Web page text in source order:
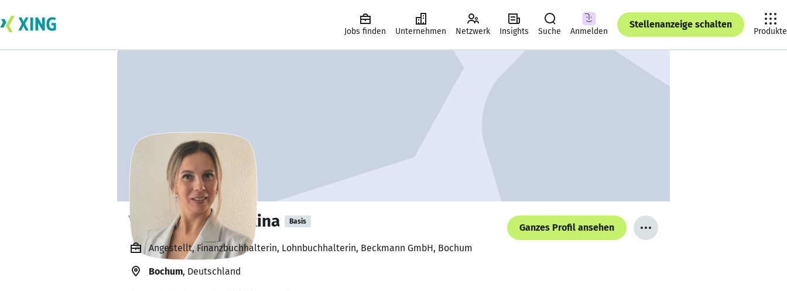
Jobs finden Unternehmen Netzwerk Insights Suche Anmelden
Stellenanzeige schalten
Produkte
Viktoriia Savochkina Basis
Ganzes Profil ansehen
Angestellt, Finanzbuchhalterin, Lohnbuchhalterin, Beckmann GmbH, Bochum
Bochum, Deutschland